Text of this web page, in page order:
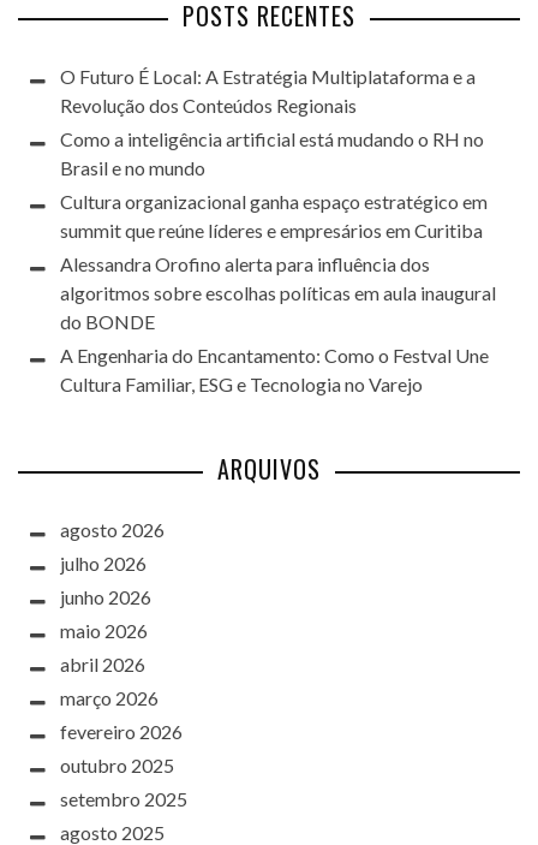
POSTS RECENTES
O Futuro É Local: A Estratégia Multiplataforma e a
Revolução dos Conteúdos Regionais
Como a inteligência artificial está mudando o RH no
Brasil e no mundo
Cultura organizacional ganha espaço estratégico em
summit que reúne líderes e empresários em Curitiba
Alessandra Orofino alerta para influência dos
algoritmos sobre escolhas políticas em aula inaugural
do BONDE
A Engenharia do Encantamento: Como o Festval Une
Cultura Familiar, ESG e Tecnologia no Varejo
ARQUIVOS
agosto 2026
julho 2026
junho 2026
maio 2026
abril 2026
março 2026
fevereiro 2026
outubro 2025
setembro 2025
agosto 2025